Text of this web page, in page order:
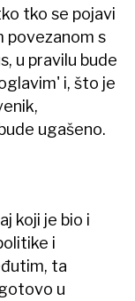
tko se pojavi
povezanom s
u pravilu bude
i, što je
ugašeno.
koji je bio i
i
ta
u